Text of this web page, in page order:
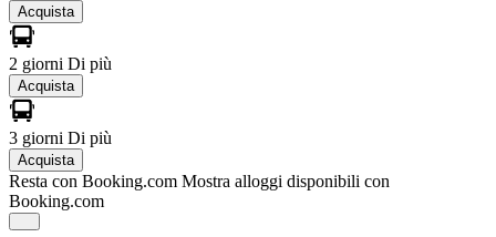
Acquista
2 giorni Di più
Acquista
3 giorni Di più
Acquista
Resta con Booking.com Mostra alloggi disponibili con
Booking.com